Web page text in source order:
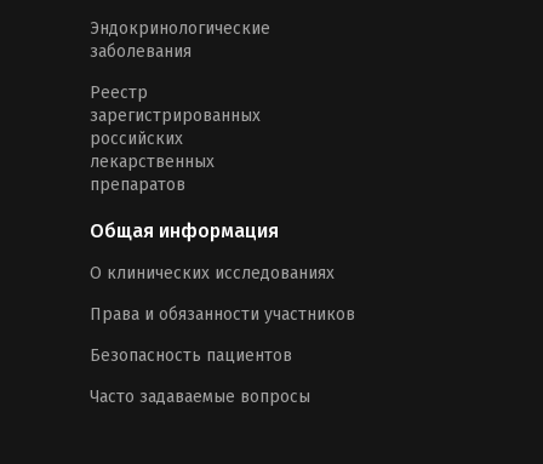
Эндокринологические
заболевания
Реестр
зарегистрированных
российских
лекарственных
препаратов
Общая информация
О клинических исследованиях
Права и обязанности участников
Безопасность пациентов
Часто задаваемые вопросы